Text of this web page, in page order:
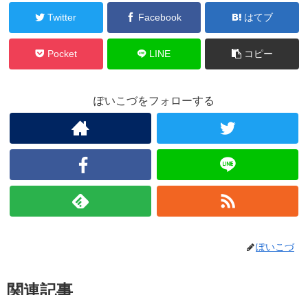
Twitter Facebook はてブ
Pocket LINE コピー
ぽいこづをフォローする
ぽいこづ
関連記事